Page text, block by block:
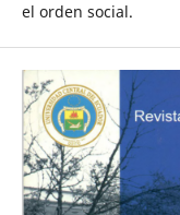
el orden social.